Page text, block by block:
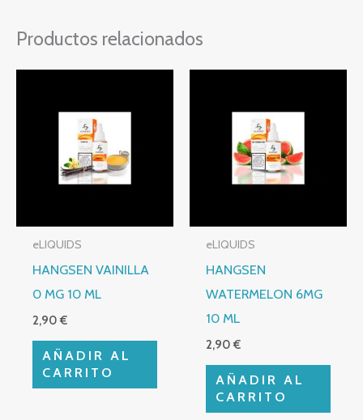
Productos relacionados
eLIQUIDS
HANGSEN VAINILLA
0 MG 10 ML
2,90€
AÑADIR AL
CARRITO
eLIQUIDS
HANGSEN
WATERMELON 6MG
10 ML
2,90€
AÑADIR AL
CARRITO